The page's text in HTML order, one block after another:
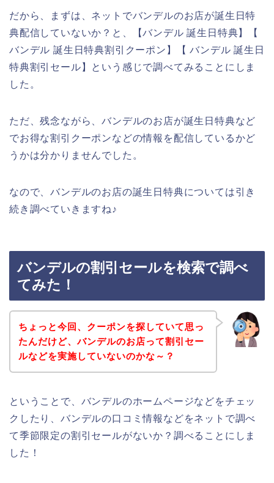
だから、まずは、ネットでバンデルのお店が誕生日特
典配信していないか？と、【バンデル 誕生日特典】【
バンデル 誕生日特典割引クーポン】【 バンデル 誕生日
特典割引セール】という感じで調べてみることにしま
した。
ただ、残念ながら、バンデルのお店が誕生日特典など
でお得な割引クーポンなどの情報を配信しているかど
うかは分かりませんでした。
なので、バンデルのお店の誕生日特典については引き
続き調べていきますね♪
バンデルの割引セールを検索で調べ
てみた！
ちょっと今回、クーポンを探していて思っ
たんだけど、バンデルのお店って割引セー
ルなどを実施していないのかな～？
ということで、バンデルのホームページなどをチェッ
クしたり、バンデルの口コミ情報などをネットで調べ
て季節限定の割引セールがないか？調べることにしま
した！